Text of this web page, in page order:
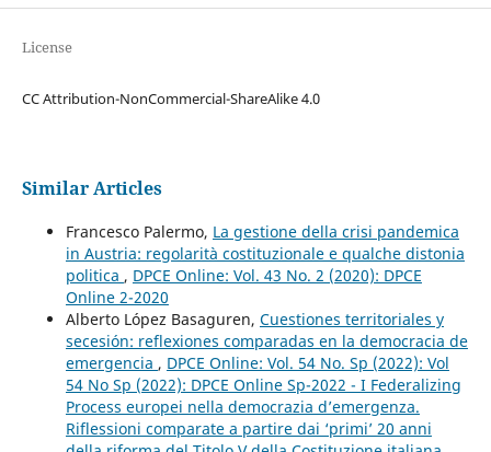
License
CC Attribution-NonCommercial-ShareAlike 4.0
Similar Articles
Francesco Palermo, La gestione della crisi pandemica
in Austria: regolarità costituzionale e qualche distonia
politica , DPCE Online: Vol. 43 No. 2 (2020): DPCE
Online 2-2020
Alberto López Basaguren, Cuestiones territoriales y
secesión: reflexiones comparadas en la democracia de
emergencia , DPCE Online: Vol. 54 No. Sp (2022): Vol
54 No Sp (2022): DPCE Online Sp-2022 - I Federalizing
Process europei nella democrazia d’emergenza.
Riflessioni comparate a partire dai ‘primi’ 20 anni